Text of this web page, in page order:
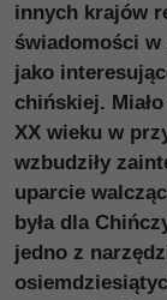
innych krajów
świadomości w
jako
chińskiej.
XX wieku w
wzbudziły
uparcie
była dla
jedno z